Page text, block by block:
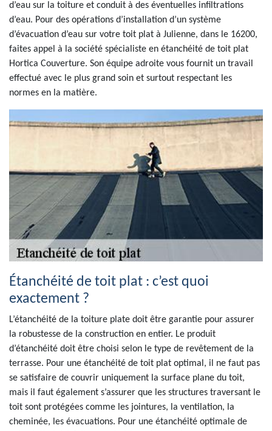
d’eau sur la toiture et conduit à des éventuelles infiltrations
d’eau. Pour des opérations d’installation d’un système
d’évacuation d’eau sur votre toit plat à Julienne, dans le 16200,
faites appel à la société spécialiste en étanchéité de toit plat
Hortica Couverture. Son équipe adroite vous fournit un travail
effectué avec le plus grand soin et surtout respectant les
normes en la matière.
Étanchéité de toit plat : c’est quoi
exactement ?
L’étanchéité de la toiture plate doit être garantie pour assurer
la robustesse de la construction en entier. Le produit
d’étanchéité doit être choisi selon le type de revêtement de la
terrasse. Pour une étanchéité de toit plat optimal, il ne faut pas
se satisfaire de couvrir uniquement la surface plane du toit,
mais il faut également s’assurer que les structures traversant le
toit sont protégées comme les jointures, la ventilation, la
cheminée, les évacuations. Pour une étanchéité optimale de